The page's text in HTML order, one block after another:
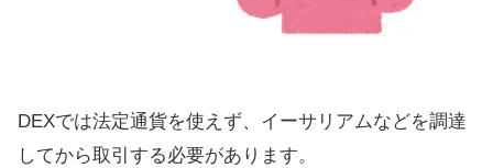
DEXでは法定通貨を使えず、イーサリアムなどを調達
してから取引する必要があります。